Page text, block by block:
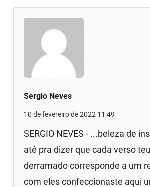
Sergio Neves
10 de fevereiro de 2022 11:49
SERGIO NEVES - ...beleza de
até pra dizer que cada verso
derramado corresponde a um
com eles confeccionaste aqui